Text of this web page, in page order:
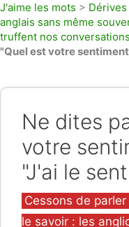
J'aime les mots > Dérives
anglais sans même
truffent nos
"Quel est votre sentiment
Ne dites
votre
"J'ai le
Catégories
Cessons de
le savoir : les